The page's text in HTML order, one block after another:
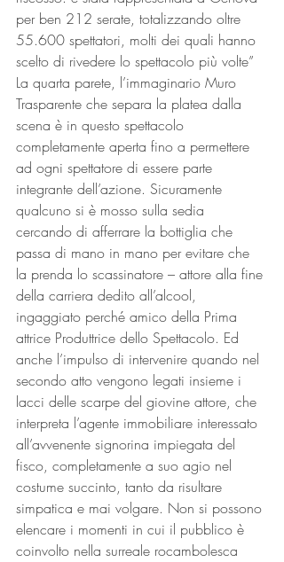
per ben 212 serate, totalizzando oltre
55.600 spettatori, molti dei quali hanno
scelto di rivedere lo spettacolo più volte”
La quarta parete, l’immaginario Muro
Trasparente che separa la platea dalla
scena è in questo spettacolo
completamente aperta fino a permettere
ad ogni spettatore di essere parte
integrante dell’azione. Sicuramente
qualcuno si è mosso sulla sedia
cercando di afferrare la bottiglia che
passa di mano in mano per evitare che
la prenda lo scassinatore – attore alla fine
della carriera dedito all’alcool,
ingaggiato perché amico della Prima
attrice Produttrice dello Spettacolo. Ed
anche l’impulso di intervenire quando nel
secondo atto vengono legati insieme i
lacci delle scarpe del giovine attore, che
interpreta l’agente immobiliare interessato
all’avvenente signorina impiegata del
fisco, completamente a suo agio nel
costume succinto, tanto da risultare
simpatica e mai volgare. Non si possono
elencare i momenti in cui il pubblico è
coinvolto nella surreale rocambolesca